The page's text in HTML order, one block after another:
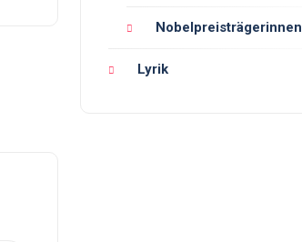
Nobelpreisträgerinnen
Lyrik